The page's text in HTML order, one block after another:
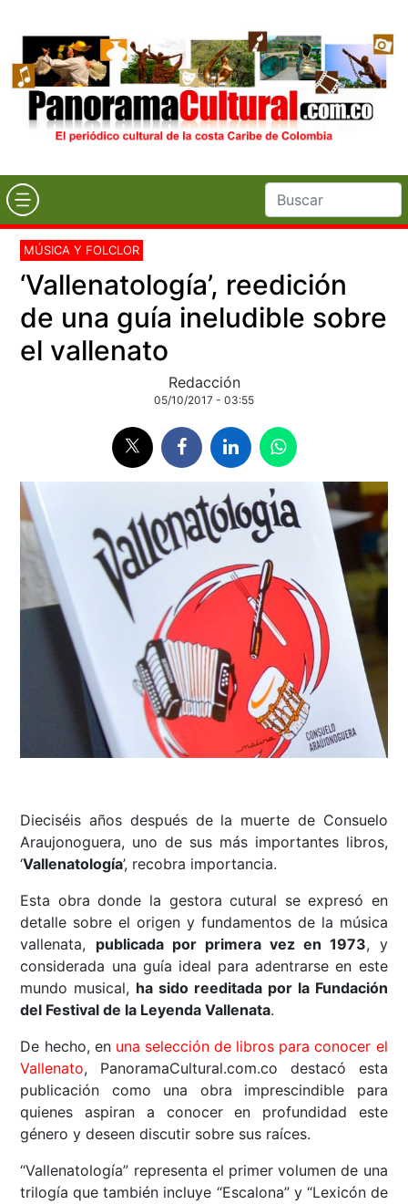
MÚSICA Y FOLCLOR
‘Vallenatología’, reedición
de una guía ineludible sobre
el vallenato
Redacción
05/10/2017 - 03:55
Dieciséis años después de la muerte de Consuelo
Araujonoguera, uno de sus más importantes libros,
‘Vallenatología’, recobra importancia.
Esta obra donde la gestora cutural se expresó en
detalle sobre el origen y fundamentos de la música
vallenata, publicada por primera vez en 1973, y
considerada una guía ideal para adentrarse en este
mundo musical, ha sido reeditada por la Fundación
del Festival de la Leyenda Vallenata.
De hecho, en una selección de libros para conocer el
Vallenato, PanoramaCultural.com.co destacó esta
publicación como una obra imprescindible para
quienes aspiran a conocer en profundidad este
género y deseen discutir sobre sus raíces.
“Vallenatología” representa el primer volumen de una
trilogía que también incluye “Escalona” y “Lexicón de